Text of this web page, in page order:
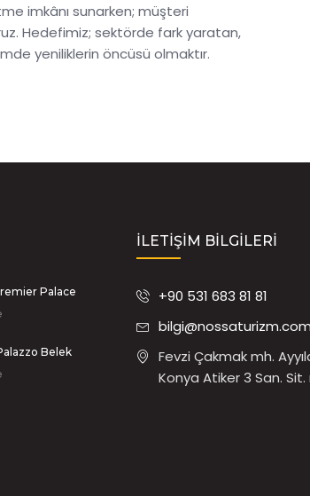
imkânı sunarken; müşteri
Hedefimiz; sektörde fark yaratan,
yeniliklerin öncüsü olmaktır.
Palace
Belek
İLETIŞIM BILGILERI
+90 531 683 81 81
bilgi@nossaturizm.com
Fevzi Çakmak mh.
Konya Atiker 3 San. Sit.